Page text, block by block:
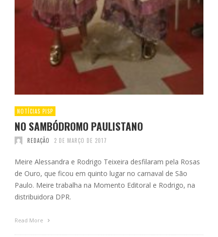
NOTÍCIAS PISP
NO SAMBÓDROMO PAULISTANO
REDAÇÃO 2 DE MARÇO DE 2017
Meire Alessandra e Rodrigo Teixeira desfilaram pela Rosas
de Ouro, que ficou em quinto lugar no carnaval de São
Paulo. Meire trabalha na Momento Editoral e Rodrigo, na
distribuidora DPR.
Read More